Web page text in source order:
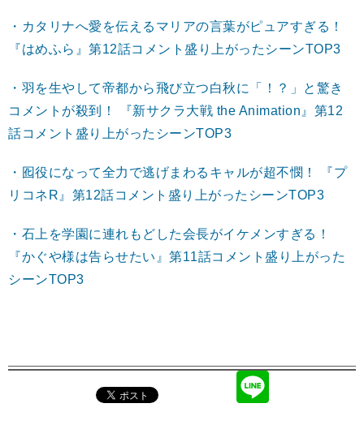
・カタリナへ愛を伝えるマリアの言葉がピュアすぎる！
『はめふら』第12話コメント盛り上がったシーンTOP3
・羽を生やして帝都から飛び立つ白秋に「！？」と驚き
コメントが殺到！ 『新サクラ大戦 the Animation』第12
話コメント盛り上がったシーンTOP3
・囮役になって全力で逃げまわるキャルが超不憫！ 『プ
リコネR』第12話コメント盛り上がったシーンTOP3
・石上を学園に連れもどした会長がイケメンすぎる！
『かぐや様は告らせたい』第11話コメント盛り上がった
シーンTOP3